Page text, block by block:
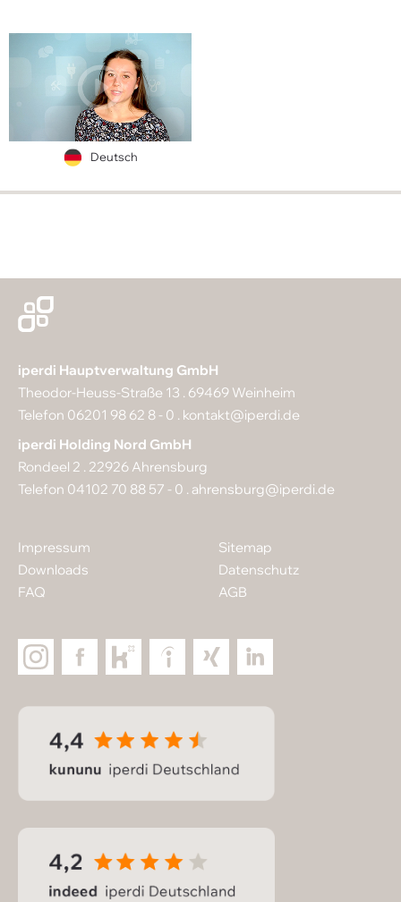
Deutsch
iperdi Hauptverwaltung GmbH
Theodor-Heuss-Straße 13 . 69469 Weinheim
Telefon 06201 98 62 8 - 0 . kontakt@iperdi.de
iperdi Holding Nord GmbH
Rondeel 2 . 22926 Ahrensburg
Telefon 04102 70 88 57 - 0 . ahrensburg@iperdi.de
Impressum
Downloads
FAQ
Sitemap
Datenschutz
AGB